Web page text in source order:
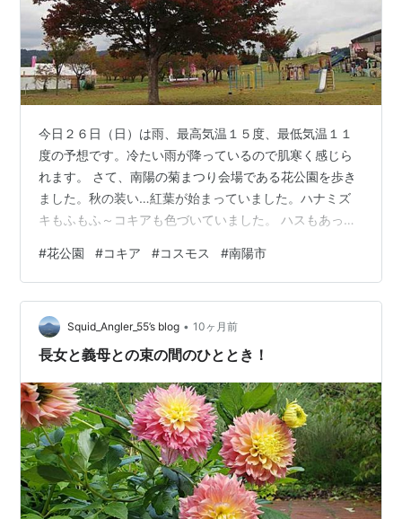
​今日２６日（日）は雨、最高気温１５度、最低気温１１
度の予想です。冷たい雨が降っているので肌寒く感じら
れます。 さて、南陽の菊まつり会場である花公園を歩き
ました。秋の装い…紅葉が始まっていました。ハナミズ
キもふもふ～コキアも色づいていました。 ハスもあった
#花公園 #コキア #コスモス #南陽市
Squid_Angler_55’s blog • 10ヶ月前
長女と義母との束の間のひととき！